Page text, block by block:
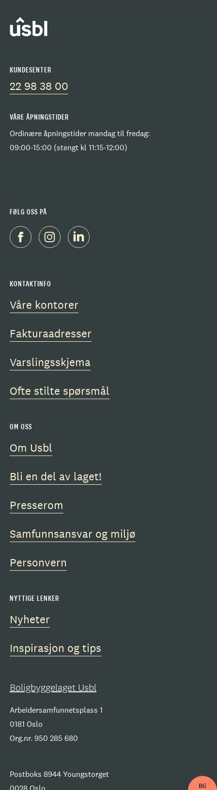
Bli
KUNDESENTER
22 98 38 00
VÅRE ÅPNINGSTIDER
Ordinære åpningstider mandag til fredag:
09:00-15:00 (stengt kl 11:15-12:00)
FØLG OSS PÅ
KONTAKTINFO
Våre kontorer
Fakturaadresser
Varslingsskjema
Ofte stilte spørsmål
OM OSS
Om Usbl
Bli en del av laget!
Presserom
Samfunnsansvar og miljø
Personvern
NYTTIGE LENKER
Nyheter
Inspirasjon og tips
Boligbyggelaget Usbl
Arbeidersamfunnetsplass 1
0181 Oslo
Org.nr. 950 285 680
Postboks 8944 Youngstorget